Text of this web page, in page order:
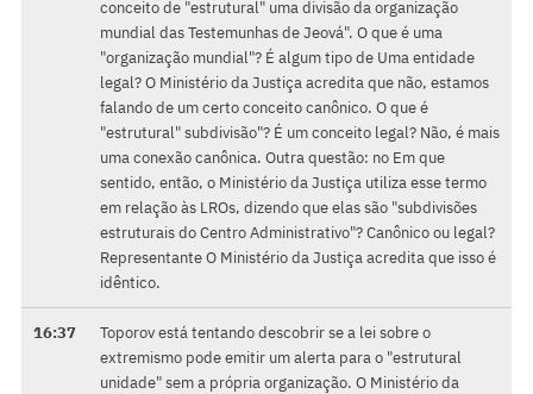
conceito de "estrutural" uma divisão da organização
mundial das Testemunhas de Jeová". O que é uma
"organização mundial"? É algum tipo de Uma entidade
legal? O Ministério da Justiça acredita que não, estamos
falando de um certo conceito canônico. O que é
"estrutural" subdivisão"? É um conceito legal? Não, é mais
uma conexão canônica. Outra questão: no Em que
sentido, então, o Ministério da Justiça utiliza esse termo
em relação às LROs, dizendo que elas são "subdivisões
estruturais do Centro Administrativo"? Canônico ou legal?
Representante O Ministério da Justiça acredita que isso é
idêntico.
16:37
Toporov está tentando descobrir se a lei sobre o
extremismo pode emitir um alerta para o "estrutural
unidade" sem a própria organização. O Ministério da